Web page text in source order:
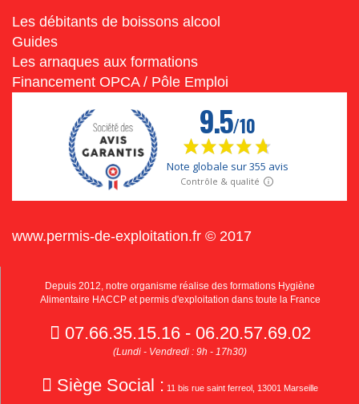
Les débitants de boissons alcool
Guides
Les arnaques aux formations
Financement OPCA / Pôle Emploi
www.permis-de-exploitation.fr © 2017
Depuis 2012, notre organisme réalise des formations Hygiène
Alimentaire HACCP et permis d'exploitation dans toute la France
07.66.35.15.16 - 06.20.57.69.02
(Lundi - Vendredi : 9h - 17h30)
Siège Social : 11 bis rue saint ferreol, 13001 Marseille